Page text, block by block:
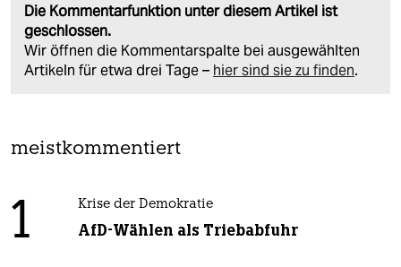
Die Kommentarfunktion unter diesem Artikel ist
geschlossen.
Wir öffnen die Kommentarspalte bei ausgewählten
Artikeln für etwa drei Tage – hier sind sie zu finden.
meistkommentiert
1 Krise der Demokratie
AfD-Wählen als Triebabfuhr